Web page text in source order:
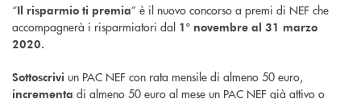
“Il risparmio ti premia” è il nuovo concorso a premi di NEF che
accompagnerà i risparmiatori dal 1° novembre al 31 marzo
2020.
Sottoscrivi un PAC NEF con rata mensile di almeno 50 euro,
incrementa di almeno 50 euro al mese un PAC NEF già attivo o